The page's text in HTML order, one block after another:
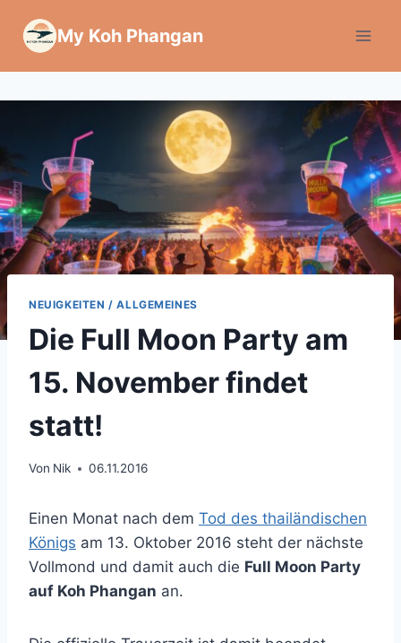
Inhalt
My Koh Phangan
NEUIGKEITEN / ALLGEMEINES
Die Full Moon Party am
15. November findet
statt!
Von Nik 06.11.2016
Einen Monat nach dem Tod des thailändischen
Königs am 13. Oktober 2016 steht der nächste
Vollmond und damit auch die Full Moon Party
auf Koh Phangan an.